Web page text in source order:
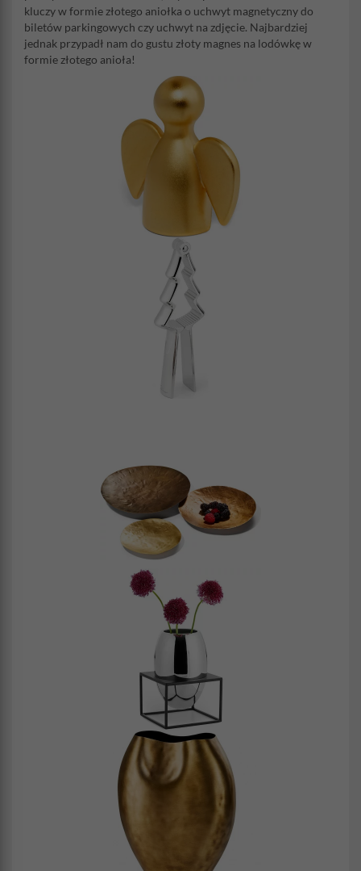
kluczy w formie złotego aniołka o uchwyt magnetyczny do
biletów parkingowych czy uchwyt na zdjęcie. Najbardziej
jednak przypadł nam do gustu złoty magnes na lodówkę w
formie złotego anioła!